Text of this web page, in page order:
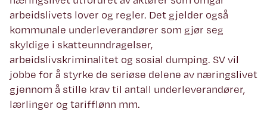
arbeidslivets lover og regler. Det gjelder også
kommunale underleverandører som gjør seg
skyldige i skatteunndragelser,
arbeidslivskriminalitet og sosial dumping. SV vil
jobbe for å styrke de seriøse delene av næringslivet
gjennom å stille krav til antall underleverandører,
lærlinger og tarifflønn mm.